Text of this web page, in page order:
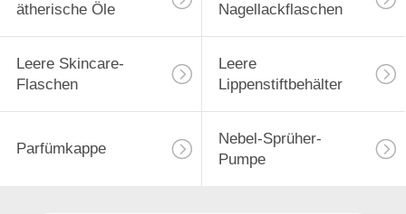
ätherische Öle
Nagellackflaschen
Leere Skincare-
Flaschen
Leere
Lippenstiftbehälter
Parfümkappe
Nebel-Sprüher-
Pumpe